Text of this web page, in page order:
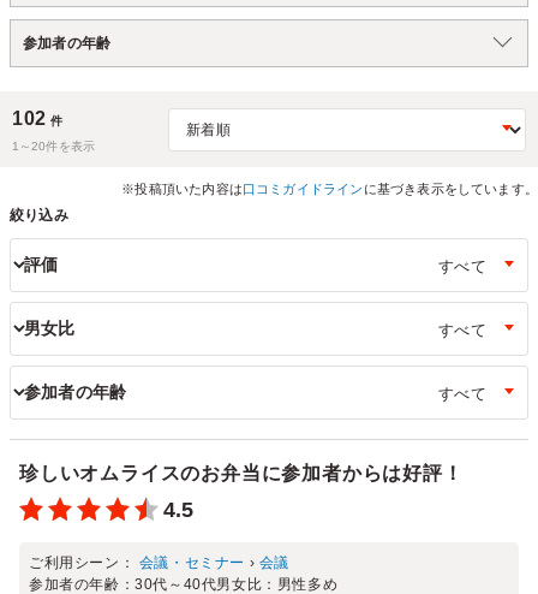
参加者の年齢
102 件
1～20件を表示
※投稿頂いた内容は口コミガイドライン に基づき表示をしています。
絞り込み
評価
男女比
参加者の年齢
珍しいオムライスのお弁当に参加者からは好評！
4.5
ご利用シーン： 会議・セミナー › 会議
参加者の年齢：30代～40代男女比： 男性多め